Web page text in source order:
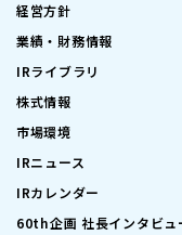
経営方針
業績・財務情報
IRライブラリ
株式情報
市場環境
IRニュース
IRカレンダー
60th企画 社長インタビュ